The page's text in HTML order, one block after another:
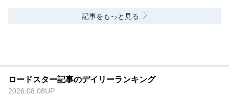
記事をもっと見る
ロードスター記事のデイリーランキング
2026.08.08UP